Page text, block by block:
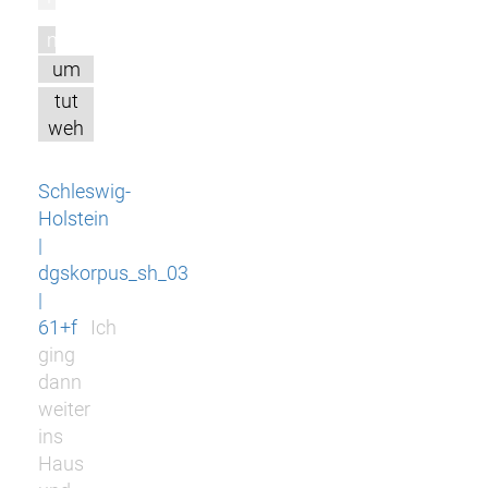
m
um
tut
weh
Schleswig-
Holstein
|
dgskorpus_sh_03
|
61+f
Ich
ging
dann
weiter
ins
Haus